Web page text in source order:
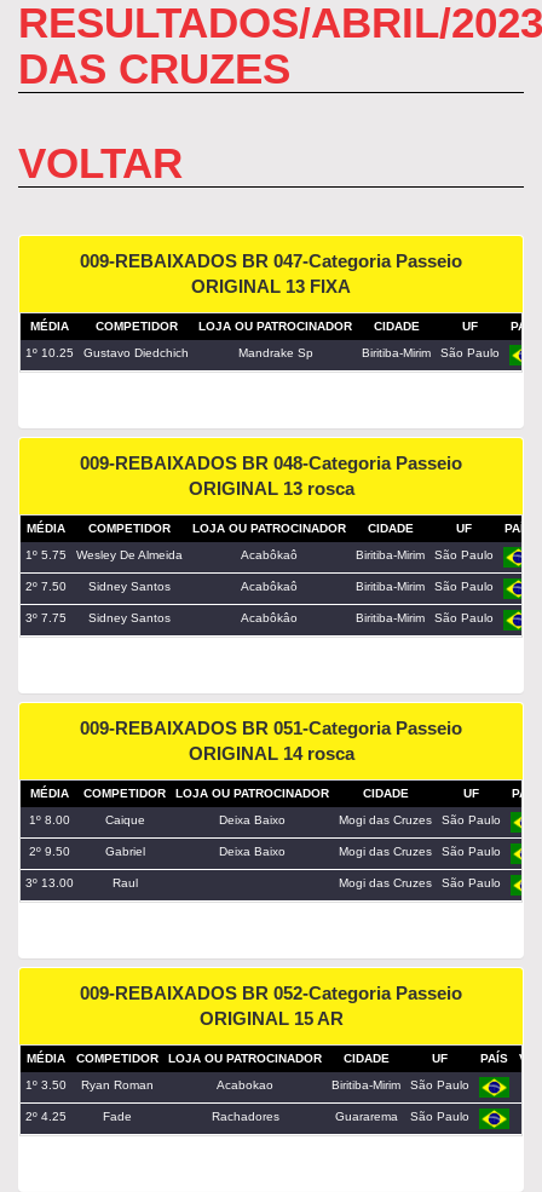
RESULTADOS/ABRIL/
DAS CRUZES
VOLTAR
009-REBAIXADOS BR 047-Categoria Passeio
ORIGINAL 13 FIXA
MÉDIA COMPETIDOR LOJA OU PATROCINADOR CIDADE UF
PAÍS
1º 10.25
Gustavo Diedchich Mandrake Sp Biritiba-Mirim São Paulo
009-REBAIXADOS BR 048-Categoria Passeio
ORIGINAL 13 rosca
MÉDIA COMPETIDOR LOJA OU PATROCINADOR CIDADE UF
PAÍS
1º 5.75
Wesley De Almeida Acabôkaô Biritiba-Mirim São Paulo
2º 7.50 Sidney Santos Acabôkaô Biritiba-Mirim São Paulo
3º 7.75 Sidney Santos Acabôkâo Biritiba-Mirim São Paulo
009-REBAIXADOS BR 051-Categoria Passeio
ORIGINAL 14 rosca
MÉDIA COMPETIDOR LOJA OU PATROCINADOR CIDADE UF
PAÍS
1º 8.00
Caique Deixa Baixo Mogi das Cruzes São Paulo
2º 9.50 Gabriel Deixa Baixo Mogi das Cruzes São Paulo
3º 13.00 Raul Mogi das Cruzes São Paulo
009-REBAIXADOS BR 052-Categoria Passeio
ORIGINAL 15 AR
MÉDIA COMPETIDOR LOJA OU PATROCINADOR CIDADE UF PAÍS
1º 3.50
Ryan Roman Acabokao Biritiba-Mirim São Paulo
2º 4.25 Fade Rachadores Guararema São Paulo